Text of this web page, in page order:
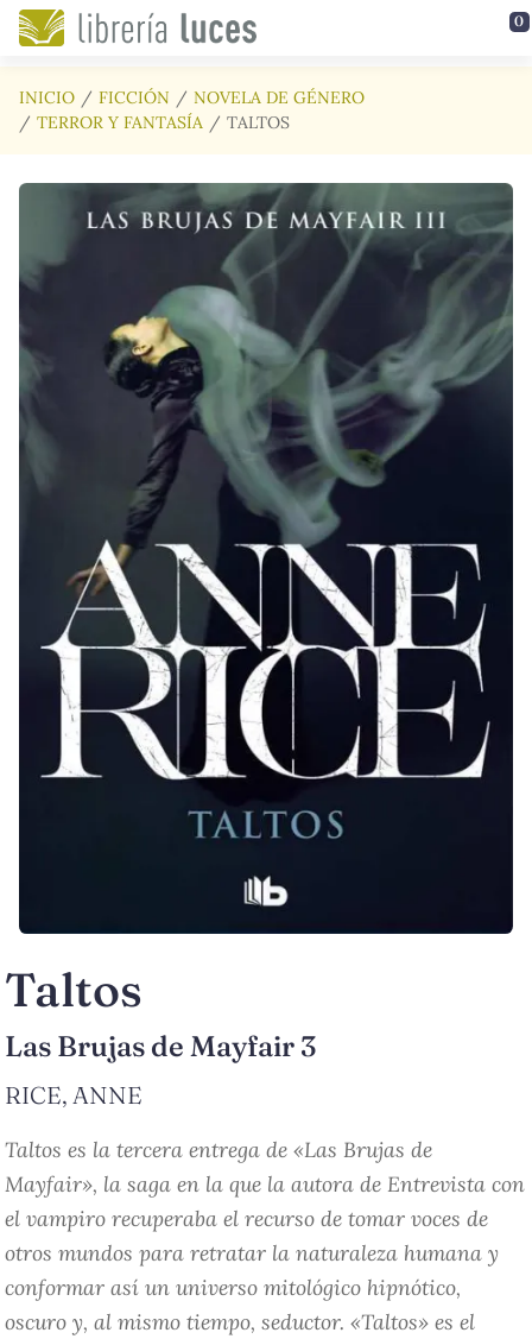
Saltar al contenido principal 0
INICIO FICCIÓN
NOVELA DE GÉNERO
TERROR Y FANTASÍA
TALTOS
Taltos
Las Brujas de Mayfair 3
RICE, ANNE
Taltos es la tercera entrega de «Las Brujas de
Mayfair», la saga en la que la autora de Entrevista con
el vampiro recuperaba el recurso de tomar voces de
otros mundos para retratar la naturaleza humana y
conformar así un universo mitológico hipnótico,
oscuro y, al mismo tiempo, seductor. «Taltos» es el